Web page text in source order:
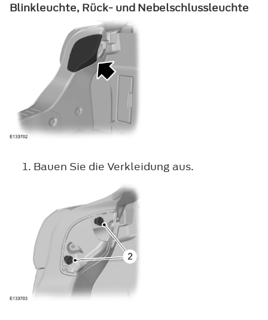
Blinkleuchte, Rück- und Nebelschlussleuchte
Bauen Sie die Verkleidung aus.